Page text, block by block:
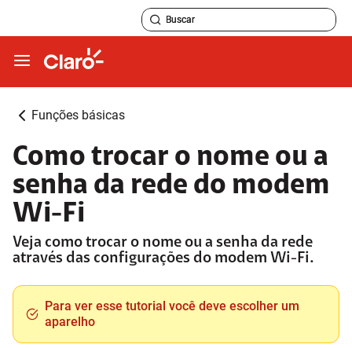
Funções básicas
Como trocar o nome ou a
senha da rede do modem
Wi-Fi
Veja como trocar o nome ou a senha da rede
através das configurações do modem Wi-Fi.
Para ver esse tutorial você deve escolher um
aparelho